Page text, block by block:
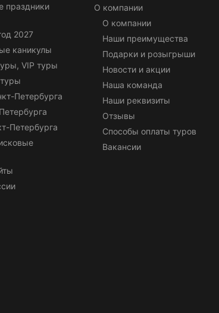
праздники
2027
каникулы
VIP туры
Петербурга
Петербурга
О компании
О компании
Наши преимущества
Подарки и розыгрыши
Новости и акции
Наша команда
Наши реквизиты
Отзывы
Способы оплаты туров
Вакансии